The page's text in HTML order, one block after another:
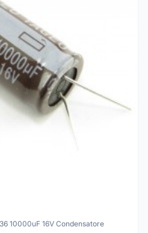
10000uF 16V Condensatore